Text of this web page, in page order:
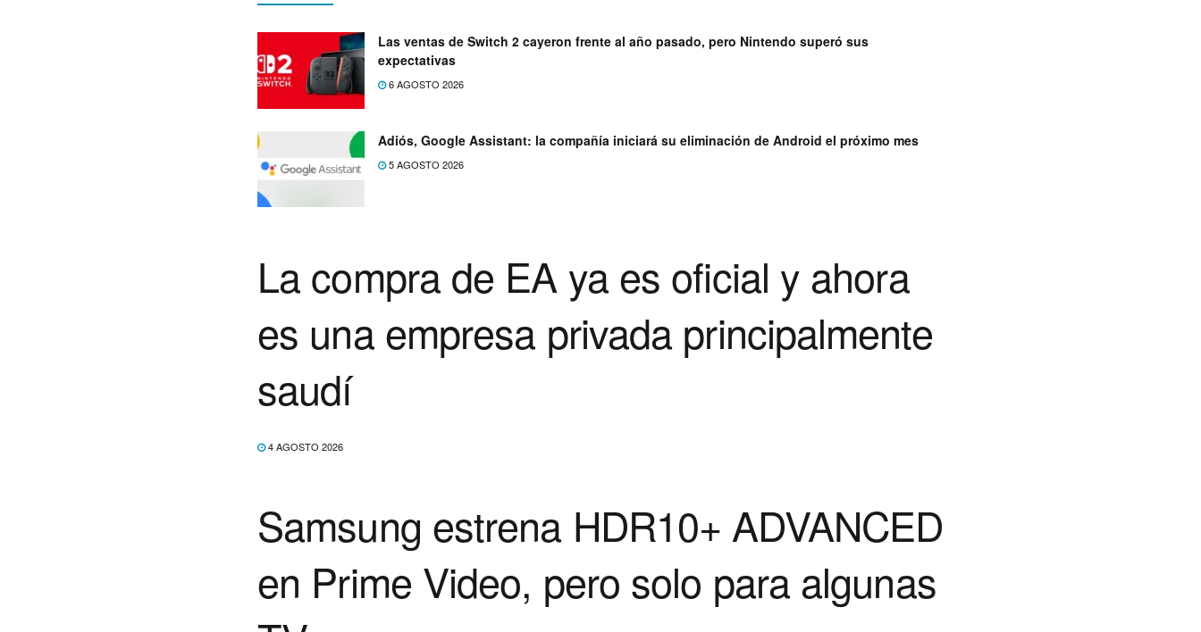
Las ventas de Switch 2 cayeron frente al año pasado, pero Nintendo superó sus
expectativas
6 AGOSTO 2026
Adiós, Google Assistant: la compañía iniciará su eliminación de Android el próximo mes
5 AGOSTO 2026
La compra de EA ya es oficial y ahora
es una empresa privada principalmente
saudí
4 AGOSTO 2026
Samsung estrena HDR10+ ADVANCED
en Prime Video, pero solo para algunas